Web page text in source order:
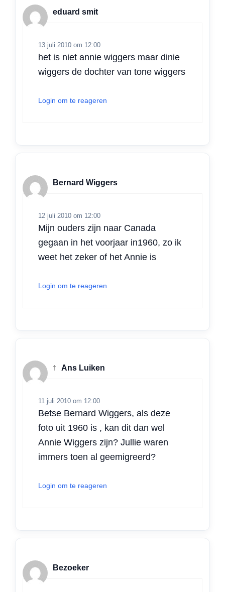
eduard smit
13 juli 2010 om 12:00
het is niet annie wiggers maar dinie
wiggers de dochter van tone wiggers
Login om te reageren
Bernard Wiggers
12 juli 2010 om 12:00
Mijn ouders zijn naar Canada
gegaan in het voorjaar in1960, zo ik
weet het zeker of het Annie is
Login om te reageren
† Ans Luiken
11 juli 2010 om 12:00
Betse Bernard Wiggers, als deze
foto uit 1960 is , kan dit dan wel
Annie Wiggers zijn? Jullie waren
immers toen al geemigreerd?
Login om te reageren
Bezoeker